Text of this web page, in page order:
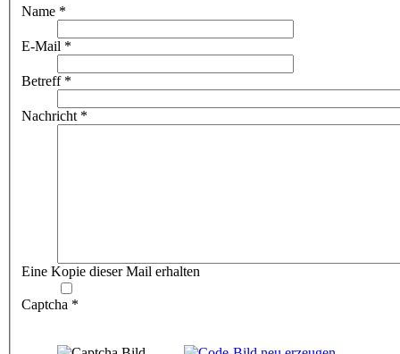
Name *
E-Mail *
Betreff*
Nachricht *
Eine Kopie dieser Mail erhalten
Captcha *